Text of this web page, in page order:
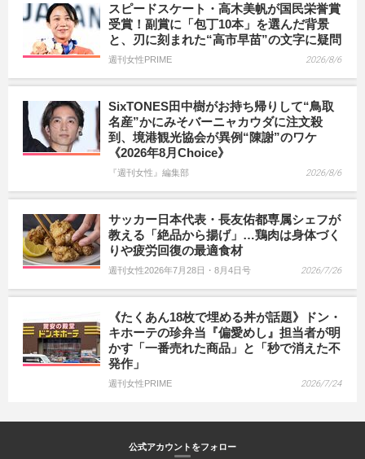
スピードスケート・高木美帆が国民栄誉賞
受賞！副賞に「包丁10本」を選んだ背景
と、刃に刻まれた“高市早苗”の文字に疑問
週刊女性PRIME 2026/8/6
SixTONES田中樹がお持ち帰りして“鳥取
名産”かにみそバーニャカウダに注文殺
到、境港観光協会が異例“陳謝”のワケ
《2026年8月Choice》
『週刊女性』編集部 2026/8/6
サッカー日本代表・長友佑都専属シェフが
教える「絶品から揚げ」…鶏肉は身体づく
りや疲労回復の最適食材
週刊女性2026年7月28日・8月4日号 2026/7/26
《たくあん18枚で埋める丼が話題》ドン・
キホーテの珍弁当『偏愛めし』担当者が明
かす「一番売れた商品」と「秒で消えた不
発作」
週刊女性PRIME 2026/7/24
公式アカウントをフォロー